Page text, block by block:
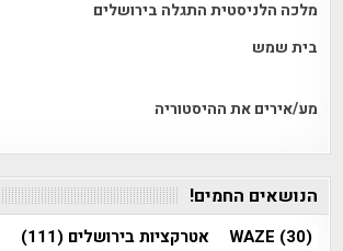
מלכה הלניסטית התגלה בירושלים
בית שמש
מע/אירים את ההיסטוריה
הנושאים החמים!
WAZE (30) אטרקציות בירושלים (111)